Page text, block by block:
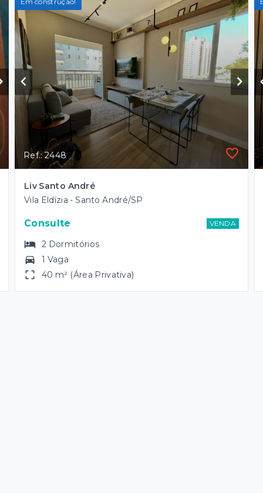
Ref.: 2448
Liv Santo André
Vila Eldízia - Santo André/SP
Consulte VENDA
2 Dormitórios
1 Vaga
40 m² (Área Privativa)